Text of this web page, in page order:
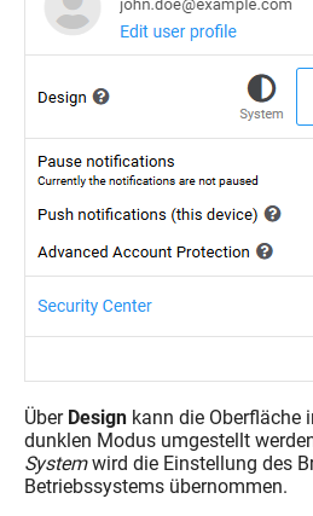
Über Design kann die Oberfläche
dunklen Modus umgestellt
Systemwird die Einstellung des
Betriebssystems übernommen.